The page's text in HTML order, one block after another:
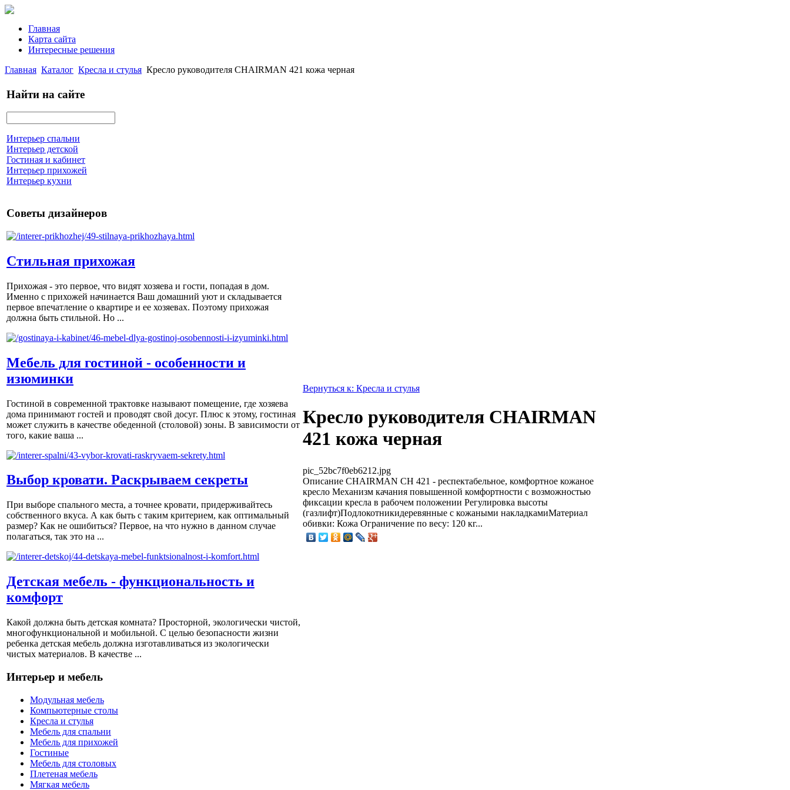
Главная
Карта сайта
Интересные решения
Главная Каталог Кресла и стулья Кресло руководителя CHAIRMAN 421 кожа черная
Найти на сайте
Интерьер спальни
Интерьер детской
Гостиная и кабинет
Интерьер прихожей
Интерьер кухни
Советы дизайнеров
Стильная прихожая
Прихожая - это первое, что видят хозяева и гости, попадая в дом.
Именно с прихожей начинается Ваш домашний уют и складывается
первое впечатление о квартире и ее хозяевах. Поэтому прихожая
должна быть стильной. Но ...
Мебель для гостиной - особенности и
изюминки
Гостиной в современной трактовке называют помещение, где хозяева
дома принимают гостей и проводят свой досуг. Плюс к этому, гостиная
может служить в качестве обеденной (столовой) зоны. В зависимости от
того, какие ваша ...
Выбор кровати. Раскрываем секреты
При выборе спального места, а точнее кровати, придерживайтесь
собственного вкуса. А как быть с таким критерием, как оптимальный
размер? Как не ошибиться? Первое, на что нужно в данном случае
полагаться, так это на ...
Детская мебель - функциональность и
комфорт
Какой должна быть детская комната? Просторной, экологически чистой,
многофункциональной и мобильной. С целью безопасности жизни
ребенка детская мебель должна изготавливаться из экологически
чистых материалов. В качестве ...
Интерьер и мебель
Модульная мебель
Компьютерные столы
Кресла и стулья
Мебель для спальни
Мебель для прихожей
Гостиные
Мебель для столовых
Плетеная мебель
Мягкая мебель
Вернуться к: Кресла и стулья
Кресло руководителя CHAIRMAN
421 кожа черная
pic_52bc7f0eb6212.jpg
Описание CHAIRMAN CH 421 - респектабельное, комфортное кожаное
кресло Механизм качания повышенной комфортности с возможностью
фиксации кресла в рабочем положении Регулировка высоты
(газлифт)Подлокотникидеревянные с кожаными накладкамиМатериал
обивки: Кожа Ограничение по весу: 120 кг...